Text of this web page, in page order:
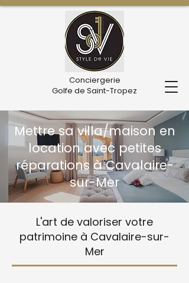
Conciergerie
Golfe de Saint-Tropez
Mettre sa villa/maison en
location avec petites
réparations à Cavalaire-
sur-Mer
L'art de valoriser votre
patrimoine à Cavalaire-sur-
Mer